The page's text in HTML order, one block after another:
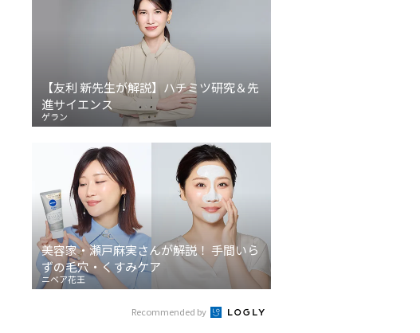
【友利 新先生が解説】ハチミツ研究＆先
進サイエンス
ゲラン
美容家・瀬戸麻実さんが解説！ 手間いら
ずの毛穴・くすみケア
ニベア花王
Recommended by